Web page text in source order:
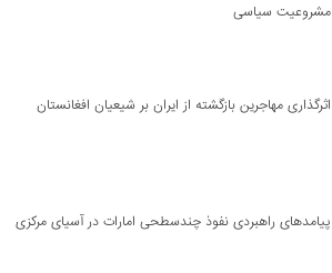
مشروعیت سیاسی
اثرگذاری مهاجرین بازگشته از ایران بر شیعیان افغانستان
پیامدهای راهبردی نفوذ چندسطحی امارات در آسیای مرکزی